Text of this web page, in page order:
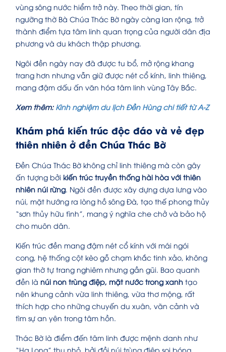
vùng sông nước hiểm trở này. Theo thời gian, tín
ngưỡng thờ Bà Chúa Thác Bờ ngày càng lan rộng, trở
thành điểm tựa tâm linh quan trọng của người dân địa
phương và du khách thập phương.
Ngôi đền ngày nay đã được tu bổ, mở rộng khang
trang hơn nhưng vẫn giữ được nét cổ kính, linh thiêng,
mang đậm dấu ấn văn hóa tâm linh vùng Tây Bắc.
Xem thêm: Kinh nghiệm du lịch Đền Hùng chi tiết từ A-Z
Khám phá kiến trúc độc đáo và vẻ đẹp
thiên nhiên ở đền Chúa Thác Bờ
Đền Chúa Thác Bờ không chỉ linh thiêng mà còn gây
ấn tượng bởi kiến trúc truyền thống hài hòa với thiên
nhiên núi rừng . Ngôi đền được xây dựng dựa lưng vào
núi, mặt hướng ra lòng hồ sông Đà, tạo thế phong thủy
“sơn thủy hữu tình”, mang ý nghĩa che chở và bảo hộ
cho muôn dân.
Kiến trúc đền mang đậm nét cổ kính với mái ngói
cong, hệ thống cột kèo gỗ chạm khắc tinh xảo, không
gian thờ tự trang nghiêm nhưng gần gũi. Bao quanh
đền là núi non trùng điệp, mặt nước trong xanh tạo
nên khung cảnh vừa linh thiêng, vừa thơ mộng, rất
thích hợp cho những chuyến du xuân, vãn cảnh và
tìm sự an yên trong tâm hồn.
Thác Bờ là điểm đến tâm linh được mệnh danh như
“Hạ Long” thu nhỏ, bởi đồi núi trùng điệp soi bóng